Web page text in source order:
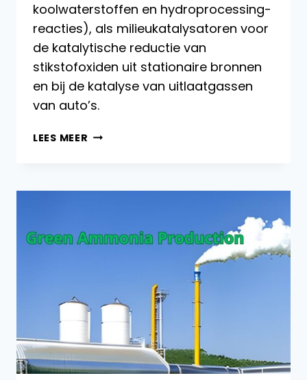
koolwaterstoffen en hydroprocessing-
reacties), als milieukatalysatoren voor
de katalytische reductie van
stikstofoxiden uit stationaire bronnen
en bij de katalyse van uitlaatgassen
van auto’s.
LEES MEER INDUSTRIËLE